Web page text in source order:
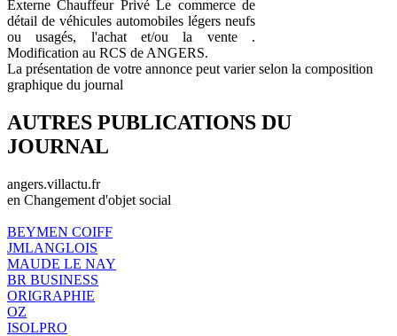
Externe Chauffeur Privé Le commerce de
détail de véhicules automobiles légers neufs
ou usagés, l'achat et/ou la vente .
Modification au RCS de ANGERS.
La présentation de votre annonce peut varier selon la composition
graphique du journal
AUTRES PUBLICATIONS DU
JOURNAL
angers.villactu.fr
en Changement d'objet social
BEYMEN COIFF
JMLANGLOIS
MAUDE LE NAY
BR BUSINESS
ORIGRAPHIE
OZ
ISOLPRO